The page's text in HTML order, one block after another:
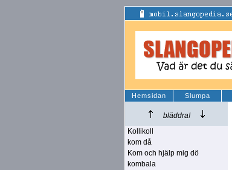
Hemsidan Slumpa
bläddra!
Kollikoll
kom då
Kom och hjälp mig dö
kombala